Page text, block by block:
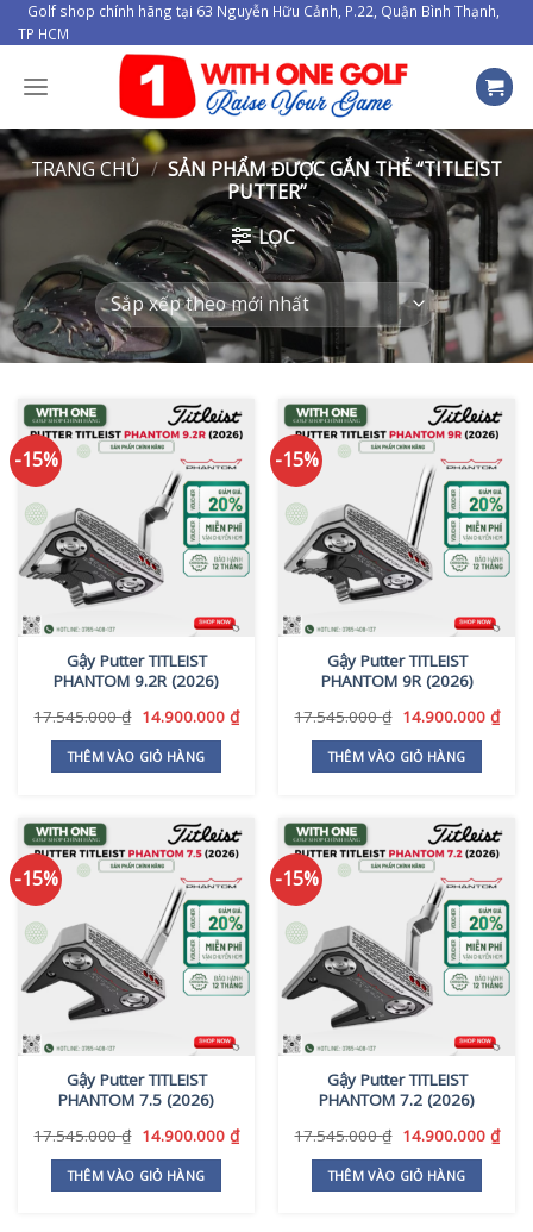
Skip
to
content
Golf shop chính hãng tại 63 Nguyễn Hữu Cảnh, P.22, Quận Bình Thạnh,
TP HCM
TRANG CHỦ / SẢN PHẨM ĐƯỢC GẮN THẺ “TITLEIST
PUTTER”
LỌC
-15%
Gậy Putter TITLEIST
PHANTOM 9.2R (2026)
17.545.000₫ Giá
là:
17.545.000 ₫.
14.900.000 ₫Giá
THÊM VÀO GIỎ HÀNG
-15%
Gậy Putter TITLEIST
PHANTOM 9R (2026)
17.545.000₫ Giá
là:
17.545.000 ₫.
14.900.000 ₫Giá
THÊM VÀO GIỎ HÀNG
-15%
Gậy Putter TITLEIST
PHANTOM 7.5 (2026)
17.545.000₫ Giá
là:
17.545.000 ₫.
14.900.000 ₫Giá
THÊM VÀO GIỎ HÀNG
-15%
Gậy Putter TITLEIST
PHANTOM 7.2 (2026)
17.545.000₫ Giá
là:
17.545.000 ₫.
14.900.000 ₫Giá
THÊM VÀO GIỎ HÀNG